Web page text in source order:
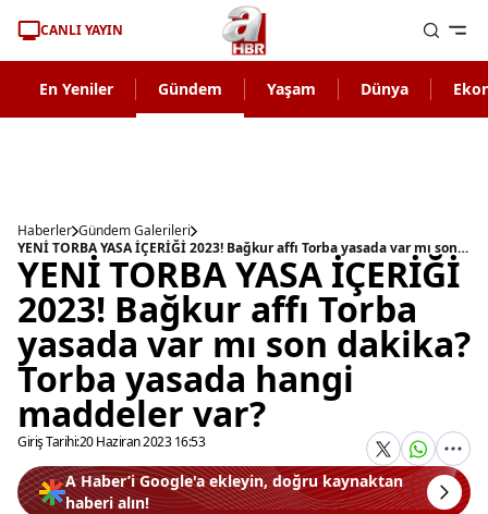
CANLI YAYIN
En Yeniler Gündem Yaşam Dünya
Haberler Gündem Galerileri
YENİ TORBA YASA İÇERİĞİ 2023! Bağkur affı Torba yasada var mı son dakika? Torba yasada hangi maddeler var?
YENİ TORBA YASA İÇERİĞİ
2023! Bağkur affı Torba
yasada var mı son dakika?
Torba yasada hangi
maddeler var?
Giriş Tarihi:20 Haziran 2023 16:53
A Haber’i Google'a ekleyin, doğru kaynaktan
haberi alın!